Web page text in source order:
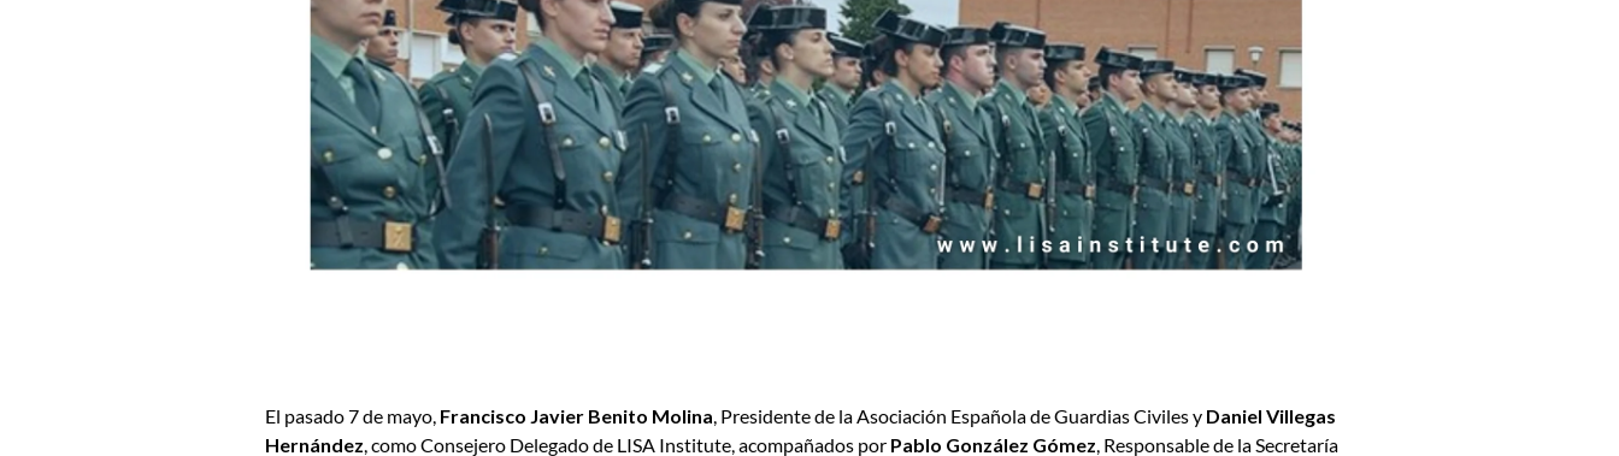
El pasado 7 de mayo, Francisco Javier Benito Molina, Presidente de la Asociación Española de Guardias Civiles y Daniel Villegas
Hernández, como Consejero Delegado de LISA Institute, acompañados por Pablo González Gómez, Responsable de la Secretaría